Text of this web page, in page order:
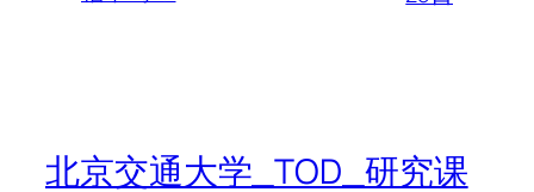
北京交通大学_TOD_研究课